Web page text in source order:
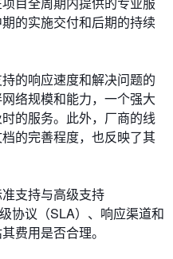
的实施交付和后期的持续
的响应速度和解决问题的
络规模和能力，一个强大
的服务。此外，厂商的线
的完善程度，也反映了其
支持与高级支持
协议（SLA）、响应渠道和
费用是否合理。